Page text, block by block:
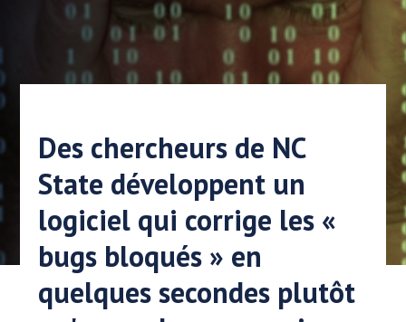
Des chercheurs de NC
State développent un
logiciel qui corrige les «
bugs bloqués » en
quelques secondes plutôt